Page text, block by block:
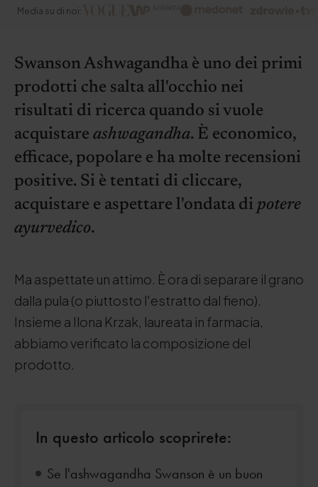
Media su di noi:
Swanson Ashwagandha è uno dei primi
prodotti che salta all'occhio nei
risultati di ricerca quando si vuole
acquistare ashwagandha. È economico,
efficace, popolare e ha molte recensioni
positive. Si è tentati di cliccare,
acquistare e aspettare l'ondata di potere
ayurvedico.
Ma aspettate un attimo. È ora di separare il grano
dalla pula (o piuttosto l'estratto dal fieno).
Insieme a Ilona Krzak, laureata in farmacia,
abbiamo verificato la composizione del
prodotto.
In questo articolo scoprirete:
Se l'ashwagandha Swanson è un buon